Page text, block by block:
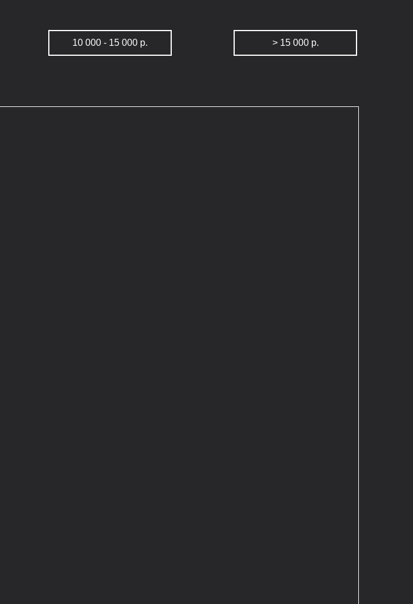
10 000 - 15 000 р. > 15 000 р.